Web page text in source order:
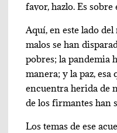
favor, hazlo. Es
Aquí, en este lado
malos se han
pobres; la pandemia
manera; y la paz, esa
encuentra herida de
de los firmantes han
Los temas de ese